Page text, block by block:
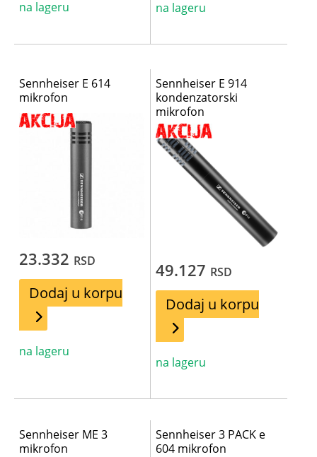
na lageru na lageru
Sennheiser E 614
mikrofon
23.332 RSD
Dodaj u korpu
na lageru
Sennheiser E 914
kondenzatorski
mikrofon
49.127 RSD
Dodaj u korpu
na lageru
Sennheiser ME 3
mikrofon
Sennheiser 3 PACK e
604 mikrofon